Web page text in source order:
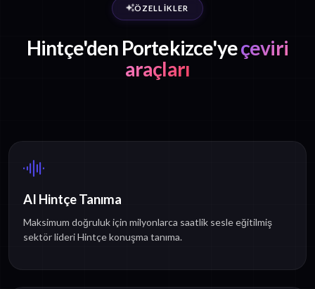
ÖZELLIKLER
Hintçe'den Portekizce'yeçeviri
araçları
AI Hintçe Tanıma
Maksimum doğruluk için milyonlarca saatlik sesle eğitilmiş
sektör lideri Hintçe konuşma tanıma.